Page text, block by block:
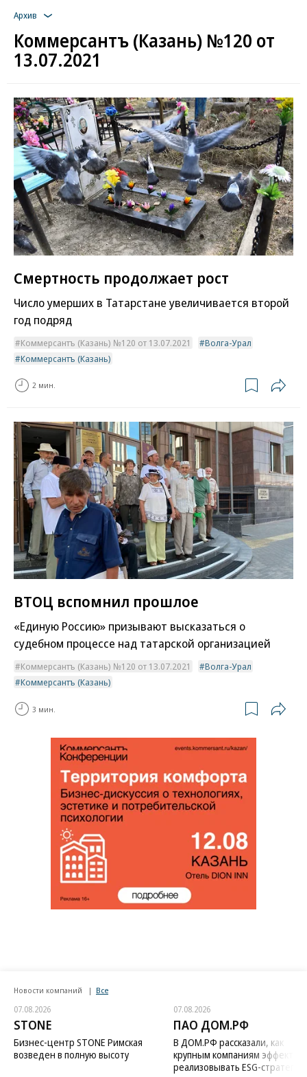
Архив
Коммерсантъ (Казань) №120 от
13.07.2021
Смертность продолжает рост
Число умерших в Татарстане увеличивается второй
год подряд
Коммерсантъ (Казань) №120 от 13.07.2021
Волга-Урал
Коммерсантъ (Казань)
2 мин.
ВТОЦ вспомнил прошлое
«Единую Россию» призывают высказаться о
судебном процессе над татарской организацией
Коммерсантъ (Казань) №120 от 13.07.2021
Волга-Урал
Коммерсантъ (Казань)
3 мин.
Новости компаний Все
07.08.2026
STONE
Бизнес-центр STONE Римская
возведен в полную высоту
07.08.2026
ПАО ДОМ.РФ
В ДОМ.РФ рассказали, как
крупным компаниям
реализовывать ESG-стратегию